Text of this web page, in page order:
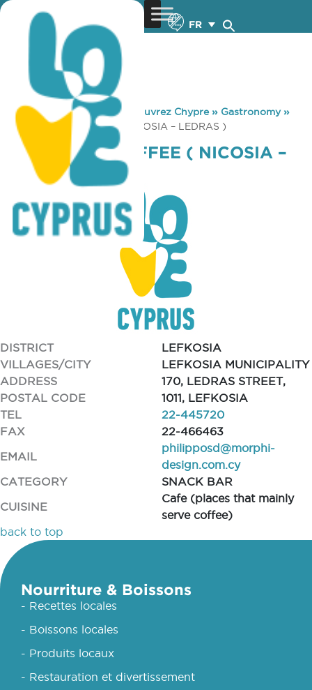
FR
You are here: Home »Découvrez Chypre» Gastronomy»
STARBUCKS COFFEE ( NICOSIA – LEDRAS )
STARBUCKS COFFEE ( NICOSIA –
LEDRAS )
DISTRICT
LEFKOSIA
VILLAGES/CITY
LEFKOSIA MUNICIPALITY
ADDRESS
170, LEDRAS STREET,
POSTAL CODE
1011, LEFKOSIA
TEL
22-445720
FAX
22-466463
EMAIL
philipposd@morphi-
design.com.cy
CATEGORY
SNACK BAR
CUISINE
Cafe (places that mainly
serve coffee)
back to top
Nourriture & Boissons
- Recettes locales
- Boissons locales
- Produits locaux
- Restauration et divertissement